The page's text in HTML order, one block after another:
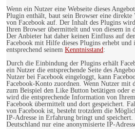
Wenn ein Nutzer eine Webseite dieses
Plugin enthält, baut sein Browser eine
von Facebook auf. Der Inhalt des Plugins
Ihren Browser übermittelt und von diesem in
Der Anbieter hat daher keinen Einfluss auf
Facebook mit Hilfe dieses Plugins erhebt
entsprechend seinem Kenntnisstand:
Durch die Einbindung der Plugins erhält
ein Nutzer die entsprechende Seite des
Nutzer bei Facebook eingeloggt, kann
Facebook-Konto zuordnen. Wenn Nutzer mit
zum Beispiel den Like Button betätigen oder
wird die entsprechende Information von
Facebook übermittelt und dort gespeichert.
von Facebook ist, besteht trotzdem die
IP-Adresse in Erfahrung bringt und
Deutschland nur eine anonymisierte IP-